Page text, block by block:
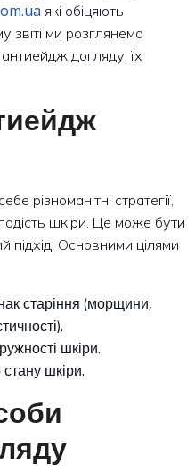
які обіцяють
звіті ми розглянемо
догляду, їх
різноманітні стратегії,
шкіри. Це може бути
підхід. Основними цілями
старіння (морщини,
шкіри.
шкіри.